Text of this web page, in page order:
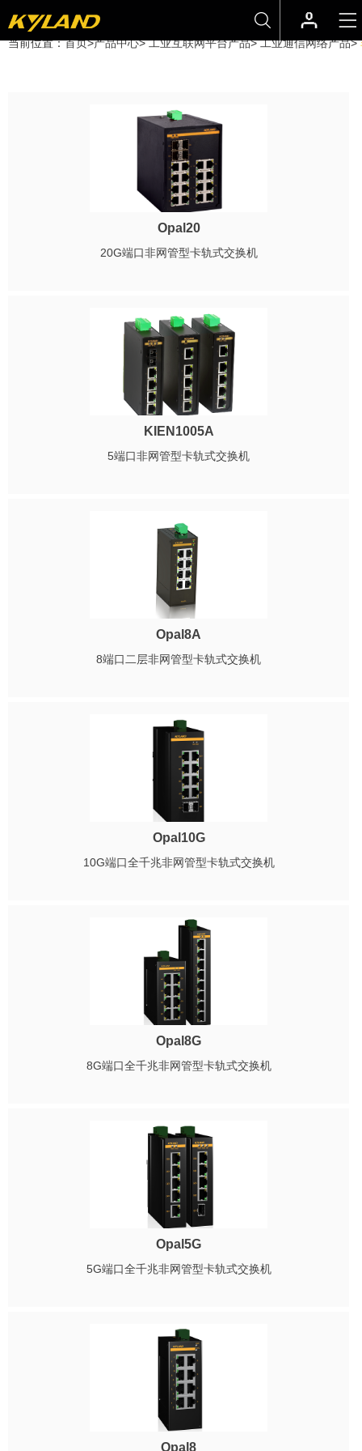
当前位置：首页>产品中心>工业互联网平台产品>工业通信网络产品>
Opal20
20G端口非网管型卡轨式交换机
KIEN1005A
5端口非网管型卡轨式交换机
Opal8A
8端口二层非网管型卡轨式交换机
Opal10G
10G端口全千兆非网管型卡轨式交换机
Opal8G
8G端口全千兆非网管型卡轨式交换机
Opal5G
5G端口全千兆非网管型卡轨式交换机
Opal8